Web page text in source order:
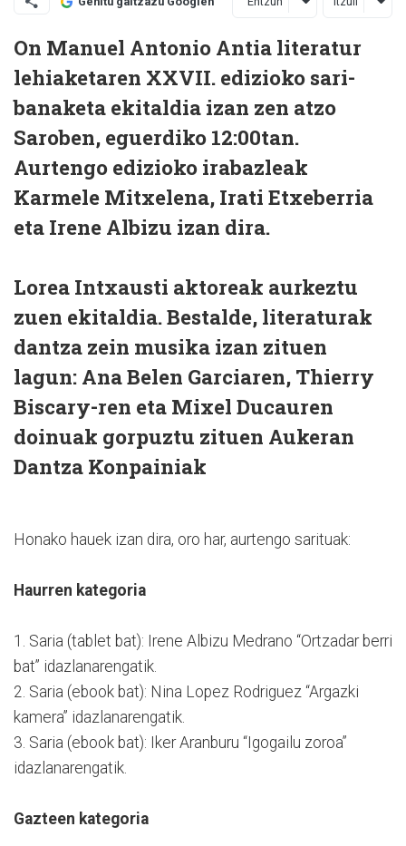
On Manuel Antonio Antia literatur
lehiaketaren XXVII. edizioko sari-
banaketa ekitaldia izan zen atzo
Saroben, eguerdiko 12:00tan.
Aurtengo edizioko irabazleak
Karmele Mitxelena, Irati Etxeberria
eta Irene Albizu izan dira.
Lorea Intxausti aktoreak aurkeztu
zuen ekitaldia. Bestalde, literaturak
dantza zein musika izan zituen
lagun: Ana Belen Garciaren, Thierry
Biscary-ren eta Mixel Ducauren
doinuak gorpuztu zituen Aukeran
Dantza Konpainiak
Honako hauek izan dira, oro har, aurtengo sarituak:
Haurren kategoria
1. Saria (tablet bat): Irene Albizu Medrano “Ortzadar berri
bat” idazlanarengatik.
2. Saria (ebook bat): Nina Lopez Rodriguez “Argazki
kamera” idazlanarengatik.
3. Saria (ebook bat): Iker Aranburu “Igogailu zoroa”
idazlanarengatik.
Gazteen kategoria